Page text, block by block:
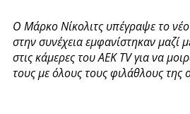
Ο Μάρκο Νίκολιτς υπέγραψε το
στην συνέχεια εμφανίστηκαν μαζί
στις κάμερες του AEK TV για να
τους με όλους τους φιλάθλους της